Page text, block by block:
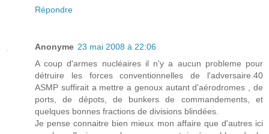
Répondre
Anonyme 23 mai 2008 à 22:06
A coup d'armes nucléaires il n'y a aucun probleme pour
détruire les forces conventionnelles de l'adversaire.40
ASMP suffirait a mettre a genoux autant d'aérodromes , de
ports, de dépots, de bunkers de commandements, et
quelques bonnes fractions de divisions blindées.
Je pense connaitre bien mieux mon affaire que d'autres ici